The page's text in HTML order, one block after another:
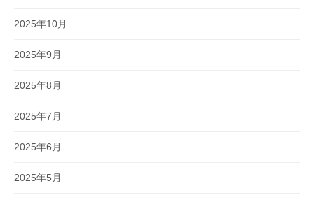
2025年10月
2025年9月
2025年8月
2025年7月
2025年6月
2025年5月